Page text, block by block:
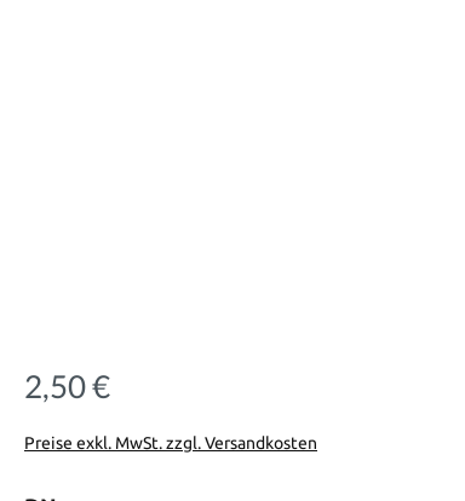
Regulärer Preis:
2,50 €
Preise exkl. MwSt. zzgl. Versandkosten